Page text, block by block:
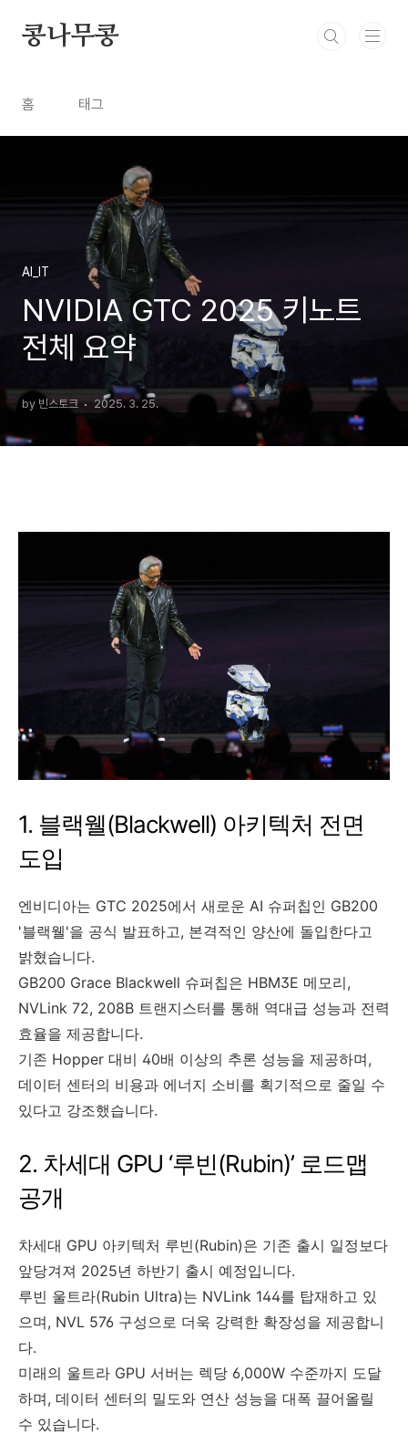
콩나무콩
홈 태그
AI_IT
NVIDIA GTC 2025 키노트
전체 요약
by 빈스토크 2025. 3. 25.
1. 블랙웰(Blackwell) 아키텍처 전면
도입
엔비디아는 GTC 2025에서 새로운 AI 슈퍼칩인 GB200
'블랙웰'을 공식 발표하고, 본격적인 양산에 돌입한다고
밝혔습니다.
GB200 Grace Blackwell 슈퍼칩은 HBM3E 메모리,
NVLink 72, 208B 트랜지스터를 통해 역대급 성능과 전력
효율을 제공합니다.
기존 Hopper 대비 40배 이상의 추론 성능을 제공하며,
데이터 센터의 비용과 에너지 소비를 획기적으로 줄일 수
있다고 강조했습니다.
2. 차세대 GPU ‘루빈(Rubin)’ 로드맵
공개
차세대 GPU 아키텍처 루빈(Rubin)은 기존 출시 일정보다
앞당겨져 2025년 하반기 출시 예정입니다.
루빈 울트라(Rubin Ultra)는 NVLink 144를 탑재하고 있
으며, NVL 576 구성으로 더욱 강력한 확장성을 제공합니
다.
미래의 울트라 GPU 서버는 렉당 6,000W 수준까지 도달
하며, 데이터 센터의 밀도와 연산 성능을 대폭 끌어올릴
수 있습니다.